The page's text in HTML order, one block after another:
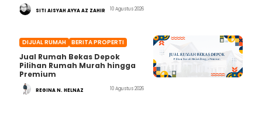
SITI AISYAH AYYA AZ ZAHIR 10 Agustus 2026
DIJUAL RUMAH BERITA PROPERTI
Jual Rumah Bekas Depok
Pilihan Rumah Murah hingga
Premium
REGINA N. HELNAZ 10 Agustus 2026